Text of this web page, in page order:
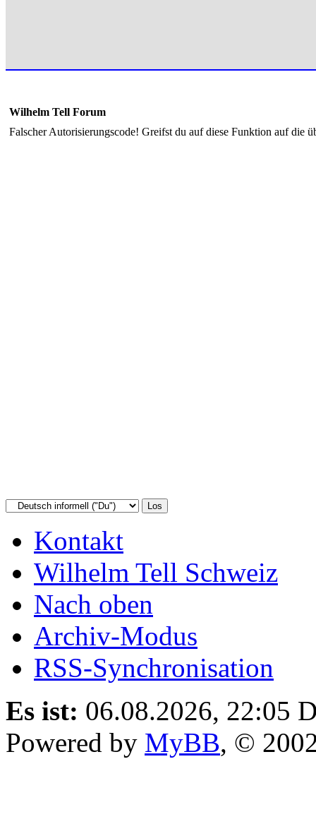
Wilhelm Tell Forum
Falscher Autorisierungscode! Greifst du auf diese Funktion auf die
Kontakt
Wilhelm Tell Schweiz
Nach oben
Archiv-Modus
RSS-Synchronisation
Es ist: 06.08.2026, 22:05
Powered by MyBB, ©